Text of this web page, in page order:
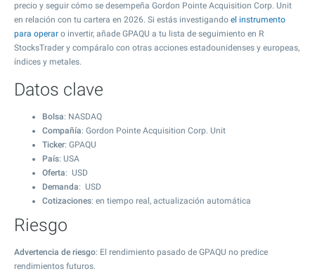
precio y seguir cómo se desempeña Gordon Pointe Acquisition Corp. Unit
en relación con tu cartera en 2026. Si estás investigando el instrumento
para operar o invertir, añade GPAQU a tu lista de seguimiento en R
StocksTrader y compáralo con otras acciones estadounidenses y europeas,
índices y metales.
Datos clave
Bolsa: NASDAQ
Compañía: Gordon Pointe Acquisition Corp. Unit
Ticker: GPAQU
País: USA
Oferta: USD
Demanda: USD
Cotizaciones: en tiempo real, actualización automática
Riesgo
Advertencia de riesgo: El rendimiento pasado de GPAQU no predice
rendimientos futuros.